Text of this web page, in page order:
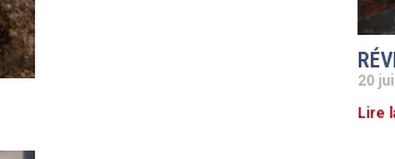
20
Lire